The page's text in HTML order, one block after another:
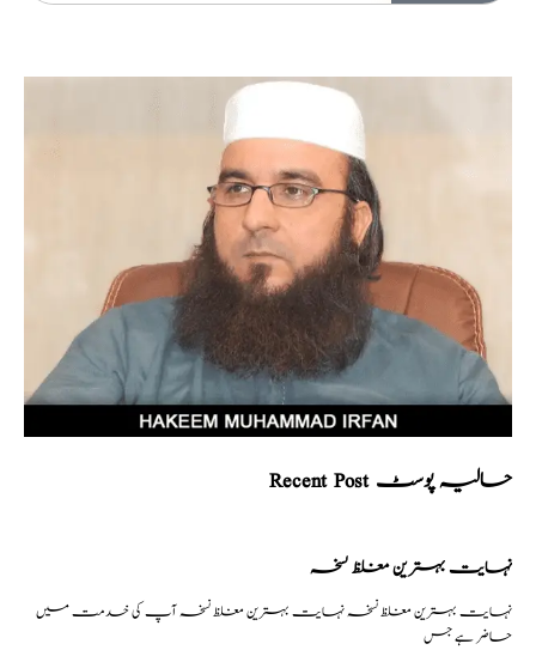
Recent Post حالیہ پوسٹ
نہایت بہترین مغلظ نسخہ
نہایت بہترین مغلظ نسخہ نہایت بہترین مغلظ نسخہ آپ کی خدمت میں
حاضر ہے جس